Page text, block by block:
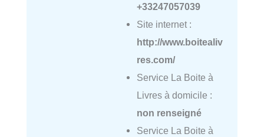
+33247057039
Site internet :
http://www.boitealiv
res.com/
Service La Boite à
Livres à domicile :
non renseigné
Service La Boite à